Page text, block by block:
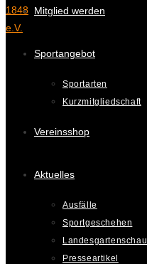
Mitglied werden
Sportangebot
Sportarten
Kurzmitgliedschaft
Vereinsshop
Aktuelles
Ausfälle
Sportgeschehen
Landesgartenschau
Presseartikel